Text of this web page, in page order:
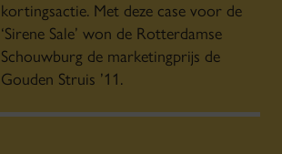
kortingsactie. Met deze case voor de
‘Sirene Sale’ won de Rotterdamse
Schouwburg de marketingprijs de
Gouden Struis ’11.